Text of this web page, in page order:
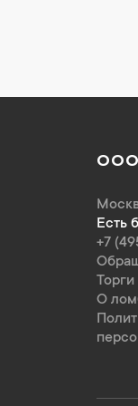
Есть
+7
Торги
О